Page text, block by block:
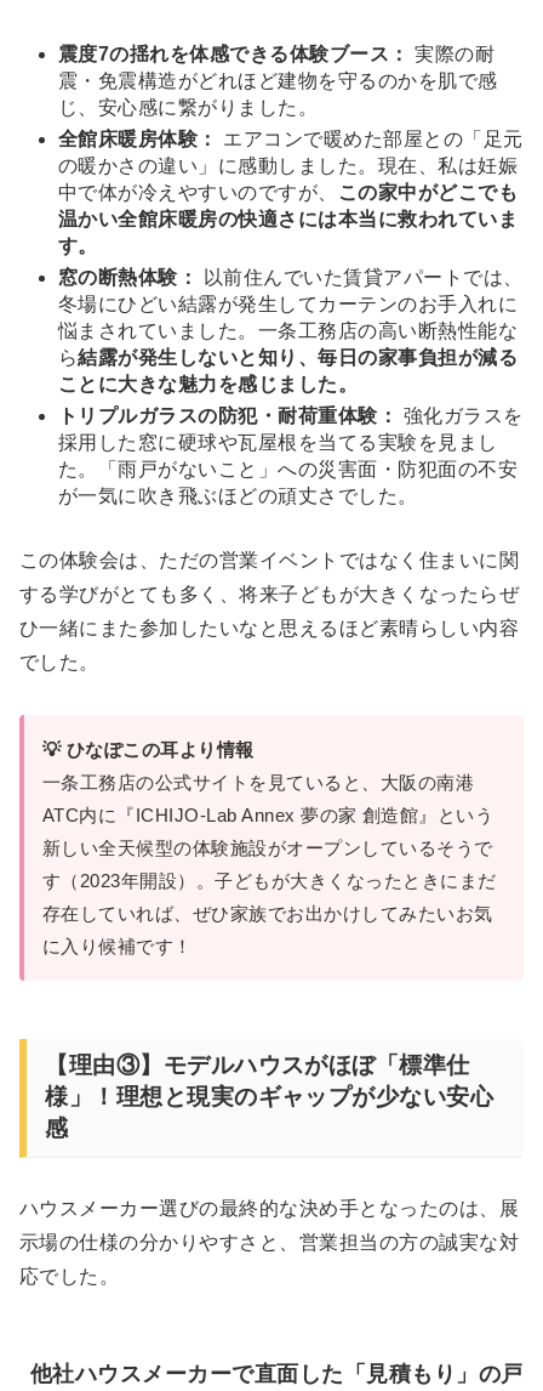
震度7の揺れを体感できる体験ブース：
実際の耐
震・免震構造がどれほど建物を守るのかを肌で感
じ、安心感に繋がりました。
全館床暖房体験：
エアコンで暖めた部屋との「足元
の暖かさの違い」に感動しました。現在、私は妊娠
中で体が冷えやすいのですが、
この家中がどこでも
温かい全館床暖房の快適さには本当に救われていま
す。
窓の断熱体験：
以前住んでいた賃貸アパートでは、
冬場にひどい結露が発生してカーテンのお手入れに
悩まされていました。一条工務店の高い断熱性能な
ら結露が発生しないと知り、毎日の家事負担が減る
ことに大きな魅力を感じました。
トリプルガラスの防犯・耐荷重体験：
強化ガラスを
採用した窓に硬球や瓦屋根を当てる実験を見まし
た。「雨戸がないこと」への災害面・防犯面の不安
が一気に吹き飛ぶほどの頑丈さでした。
この体験会は、ただの営業イベントではなく住まいに関
する学びがとても多く、将来子どもが大きくなったらぜ
ひ一緒にまた参加したいなと思えるほど素晴らしい内容
でした。
💡 ひなぽこの耳より情報
一条工務店の公式サイトを見ていると、大阪の南港
ATC内に『ICHIJO-Lab Annex 夢の家 創造館』という
新しい全天候型の体験施設がオープンしているそうで
す（2023年開設）。子どもが大きくなったときにまだ
存在していれば、ぜひ家族でお出かけしてみたいお気
に入り候補です！
【理由③】モデルハウスがほぼ「標準仕
様」！理想と現実のギャップが少ない安心
感
ハウスメーカー選びの最終的な決め手となったのは、展
示場の仕様の分かりやすさと、営業担当の方の誠実な対
応でした。
他社ハウスメーカーで直面した「見積もり」の戸